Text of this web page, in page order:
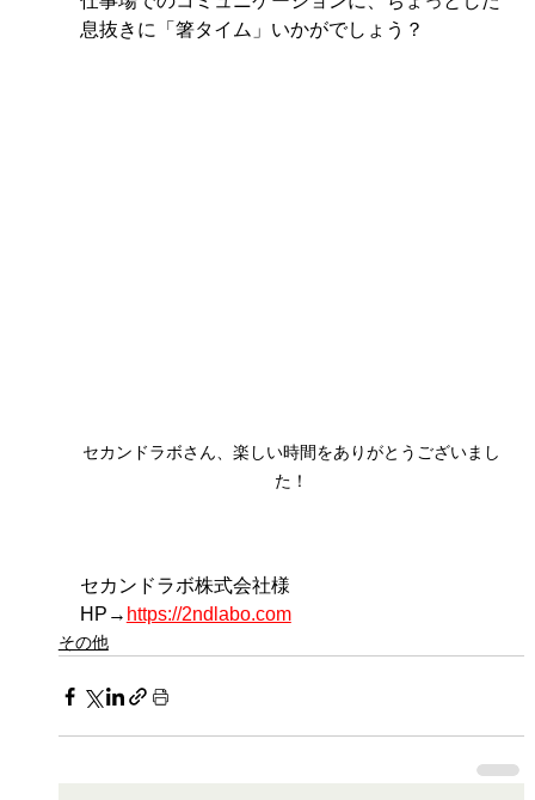
息抜きに「箸タイム」いかがでしょう？
セカンドラボさん、楽しい時間をありがとうございまし
た！
セカンドラボ株式会社様
HP→ https://2ndlabo.com
その他